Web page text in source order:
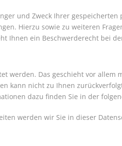
und Zweck Ihrer
Hierzu sowie zu weiteren
Ihnen ein Beschwerderecht bei
werden. Das geschieht vor allem
kann nicht zu Ihnen
dazu finden Sie in der
werden wir Sie in dieser